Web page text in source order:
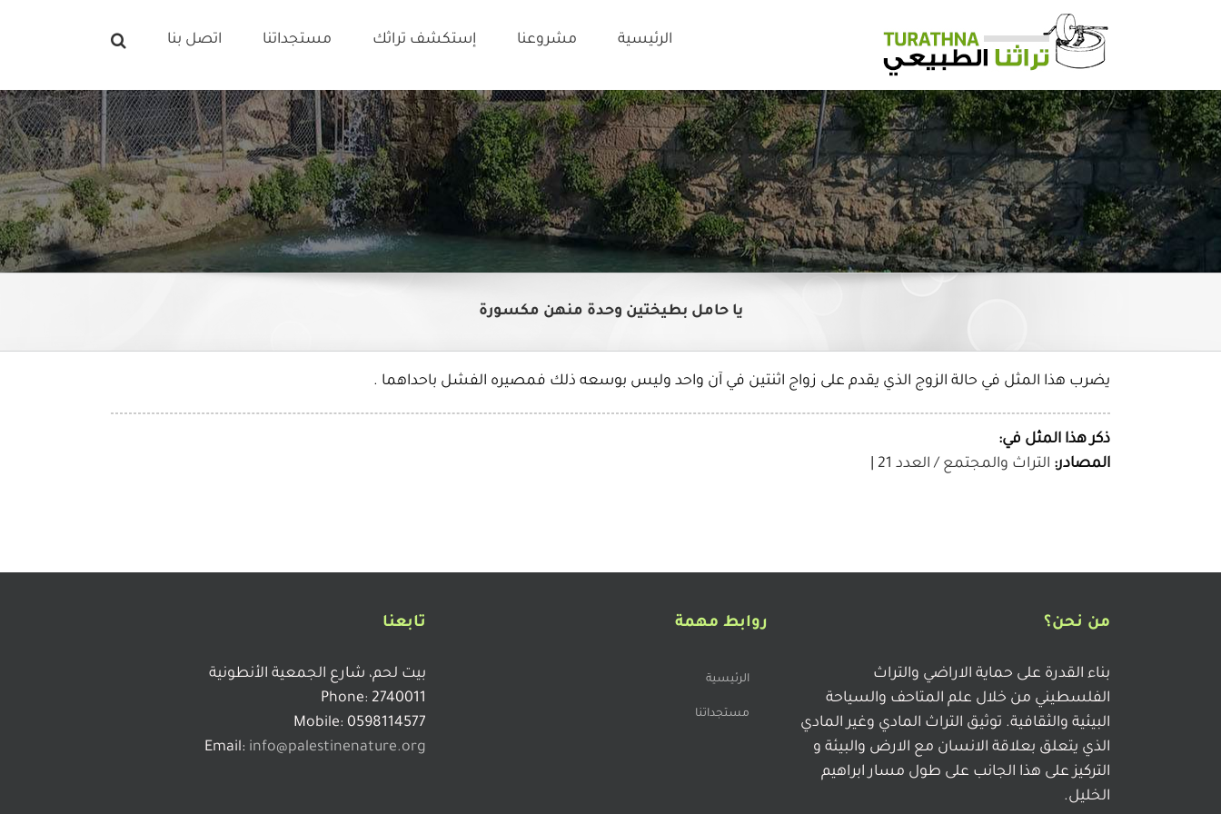
الرئيسية مشروعنا إستكشف تراثك مستجداتنا اتصل بنا
يا حامل بطيختين وحدة منهن مكسورة
يضرب هذا المثل في حالة الزوج الذي يقدم على زواج اثنتين في آن واحد وليس بوسعه ذلك فمصيره الفشل باحداهما .
ذكر هذا المثل في:
المصادر: التراث والمجتمع / العدد 21
من نحن؟
بناء القدرة على حماية الاراضي والتراث
الفلسطيني من خلال علم المتاحف والسياحة
البيئية والثقافية. توثيق التراث المادي وغير المادي
الذي يتعلق بعلاقة الانسان مع الارض والبيئة و
التركيز على هذا الجانب على طول مسار ابراهيم
الخليل.
روابط مهمة
الرئيسية
مستجداتنا
تابعنا
بيت لحم، شارع الجمعية الأنطونية
Phone: 2740011
Mobile: 0598114577
Email: info@palestinenature.org